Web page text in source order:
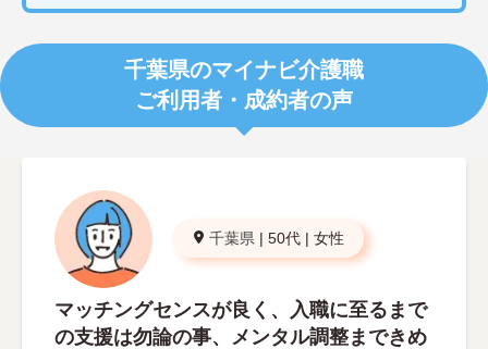
千葉県のマイナビ介護職
ご利用者・成約者の声
千葉県 | 50代 | 女性
マッチングセンスが良く、入職に至るまで
の支援は勿論の事、メンタル調整まできめ